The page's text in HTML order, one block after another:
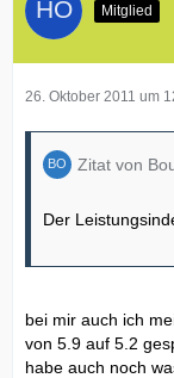
Mitglied
26. Oktober 2011 um
Zitat von
Der
bei mir auch ich
von 5.9 auf 5.2
habe auch noch